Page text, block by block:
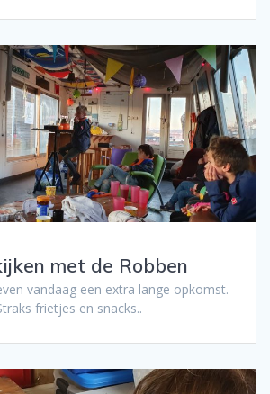
met de Robben
vandaag een extra lange opkomst.
frietjes en snacks..